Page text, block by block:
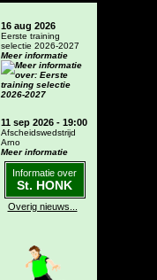
16 aug 2026
Eerste training
selectie 2026-2027
Meer informatie
11 sep 2026 - 19:00
Afscheidswedstrijd
Arno
Meer informatie
Informatie over
St. HONK
Overig nieuws...